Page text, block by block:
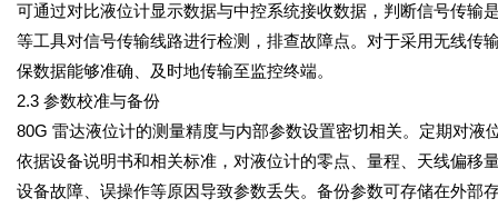
可通过对比液位计显示数据与中控系统接收数据，判断信号传输
等工具对信号传输线路进行检测，排查故障点。对于采用无线传
保数据能够准确、及时地传输至监控终端。
2.3 参数校准与备份
80G 雷达液位计的测量精度与内部参数设置密切相关。定期对
依据设备说明书和相关标准，对液位计的零点、量程、天线偏移
设备故障、误操作等原因导致参数丢失。备份参数可存储在外部